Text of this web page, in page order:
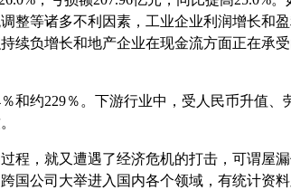
整等诸多不利因素，工业企业利润增长和
续负增长和地产企业在现金流方面正在承
和约229％。下游行业中，受人民币升值、
程，就又遭遇了经济危机的打击，可谓屋
国公司大举进入国内各个领域，有统计资